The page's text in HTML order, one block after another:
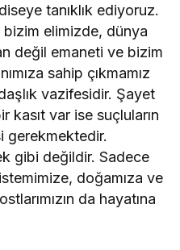
tanıklık ediyoruz.
elimizde, dünya
değil emaneti ve bizim
sahip çıkmamız
vazifesidir. Şayet
kasıt var ise suçluların
gerekmektedir.
gibi değildir. Sadece
doğamıza ve
da hayatına